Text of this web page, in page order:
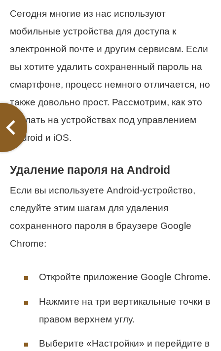
Сегодня многие из нас используют
мобильные устройства для доступа к
электронной почте и другим сервисам. Если
вы хотите удалить сохраненный пароль на
смартфоне, процесс немного отличается, но
также довольно прост. Рассмотрим, как это
сделать на устройствах под управлением
Android и iOS.
Удаление пароля на Android
Если вы используете Android-устройство,
следуйте этим шагам для удаления
сохраненного пароля в браузере Google
Chrome:
Откройте приложение Google Chrome.
Нажмите на три вертикальные точки в
правом верхнем углу.
Выберите «Настройки» и перейдите в